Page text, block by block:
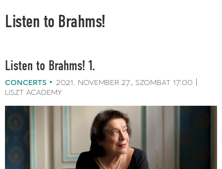
Listen to Brahms!
Listen to Brahms! 1.
concerts 2021. november 27. szombat 17:00
liszt academy